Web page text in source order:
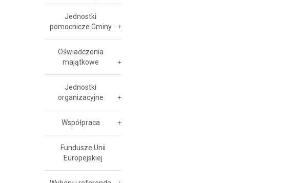
Jednostki
pomocnicze Gminy
Oświadczenia
majątkowe
Jednostki
organizacyjne
Współpraca
Fundusze Unii
Europejskiej